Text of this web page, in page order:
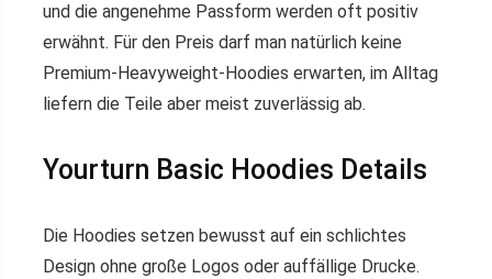
und die angenehme Passform werden oft positiv
erwähnt. Für den Preis darf man natürlich keine
Premium-Heavyweight-Hoodies erwarten, im Alltag
liefern die Teile aber meist zuverlässig ab.
Yourturn Basic Hoodies Details
Die Hoodies setzen bewusst auf ein schlichtes
Design ohne große Logos oder auffällige Drucke.